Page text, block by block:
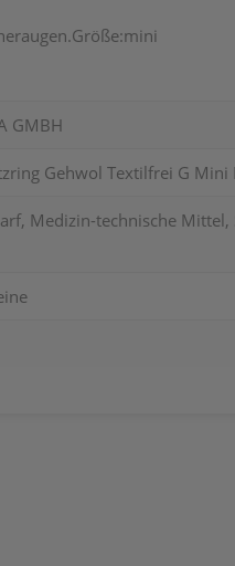
GMBH
Gehwol Textilfrei G Mini
Medizin-technische